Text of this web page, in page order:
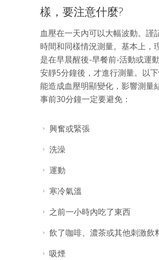
樣，要注意什麼?
血壓在一天內可以大幅波動。謹
時間和同樣情況測量。基本上，
是在早晨醒後-早餐前-活動或運
安靜5分鐘後，才進行測量。以
能造成血壓明顯變化，影響測量
事前30分鐘一定要避免：
興奮或緊張
洗澡
運動
寒冷氣溫
之前一小時內吃了東西
飲了咖啡、濃茶或其他刺激飲
吸煙